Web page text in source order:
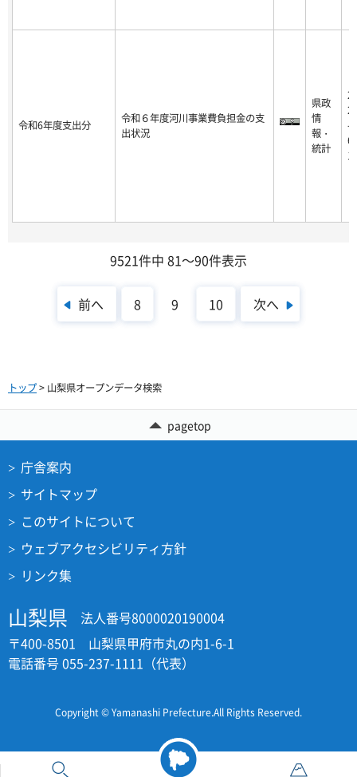
令和6年度支出分
令和６年度河川事業費負担金の支
出状況
県政
情
報・
統計
-0
6-
9521件中 81～90件表示
前へ 8 9 10 次へ
トップ> 山梨県オープンデータ検索
pagetop
庁舎案内
サイトマップ
このサイトについて
ウェブアクセシビリティ方針
リンク集
山梨県
法人番号8000020190004
〒400-8501 山梨県甲府市丸の内1-6-1
電話番号 055-237-1111（代表）
Copyright © Yamanashi Prefecture.All Rights Reserved.